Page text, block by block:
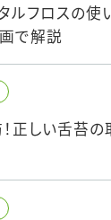
ルフロスの使
で解説
正しい舌苔の